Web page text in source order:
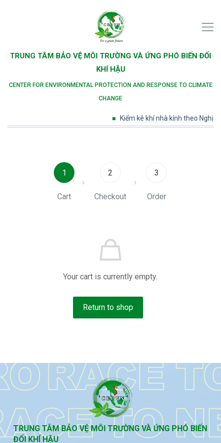
TRUNG TÂM BẢO VỆ MÔI TRƯỜNG VÀ ỨNG PHÓ BIẾN ĐỔI
KHÍ HẬU
CENTER FOR ENVIRONMENTAL PROTECTION AND RESPONSE TO CLIMATE
CHANGE
Kiểm kê khí nhà kính theo Nghị
1
Cart
2
Checkout
3
Order
Your cart is currently empty.
Return to shop
TRUNG TÂM BẢO VỆ MÔI TRƯỜNG VÀ ỨNG PHÓ BIẾN
ĐỔI KHÍ HẬU